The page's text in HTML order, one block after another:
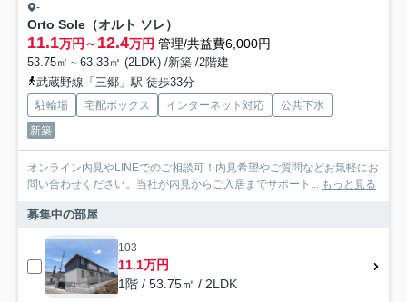
-
Orto Sole（オルト ソレ）
11.1万円～12.4万円 管理/共益費6,000円
53.75㎡～63.33㎡ (2LDK) /新築 /2階建
武蔵野線「三郷」駅 徒歩33分
駐輪場 宅配ボックス インターネット対応
公共下水
新築
オンライン内見やLINEでのご相談可！内見希望やご質問などお気軽にお
問い合わせください。当社が内見からご入居までサポート... もっと見る
募集中の部屋
103
11.1万円
1階 / 53.75㎡ / 2LDK